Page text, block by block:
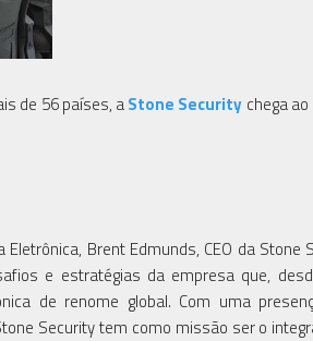
de 56 países, aStone Security chega
Brent Edmunds, CEO da Stone
e estratégias da empresa que,
de renome global. Com uma
Security tem como missão ser o